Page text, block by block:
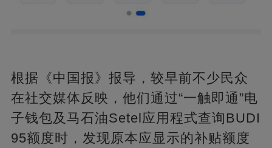
根据《中国报》报导，较早前不少民众
在社交媒体反映，他们通过“一触即通”电
子钱包及马石油Setel应用程式查询BUDI
95额度时，发现原本应显示的补贴额度